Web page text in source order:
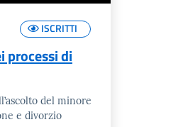
ISCRITTI
processi di
del minore
e divorzio